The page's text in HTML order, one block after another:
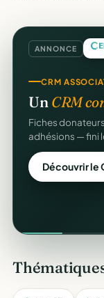
ANNONCE
CRM
Un CRM
Fiches
adhésions — fini
Découvrir le